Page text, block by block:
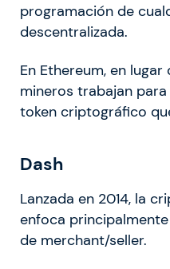
programación de
descentralizada.
En Ethereum, en
mineros trabajan
token criptográfico
Dash
Lanzada en 2014, la
enfoca
de merchant/seller.